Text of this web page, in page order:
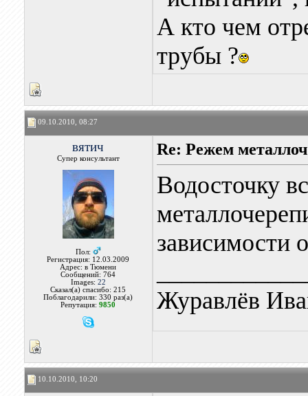
А кто чем
трубы ?
09.10.2010, 08:27
вятич
Супер консультант
Пол:
Регистрация: 12.03.2009
Адрес: в Тюмени
Сообщений: 764
Images: 22
Сказал(а) спасибо: 215
Поблагодарили: 330 раз(а)
Репутация:9850
Re: Режем
Водосточку
зависимости
Журавлёв
10.10.2010, 10:20